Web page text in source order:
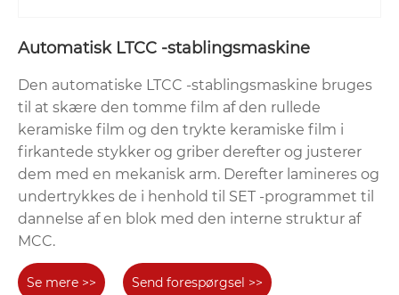
Automatisk LTCC -stablingsmaskine
Den automatiske LTCC -stablingsmaskine bruges
til at skære den tomme film af den rullede
keramiske film og den trykte keramiske film i
firkantede stykker og griber derefter og justerer
dem med en mekanisk arm. Derefter lamineres og
undertrykkes de i henhold til SET -programmet til
dannelse af en blok med den interne struktur af
MCC.
Se mere >> Send forespørgsel >>